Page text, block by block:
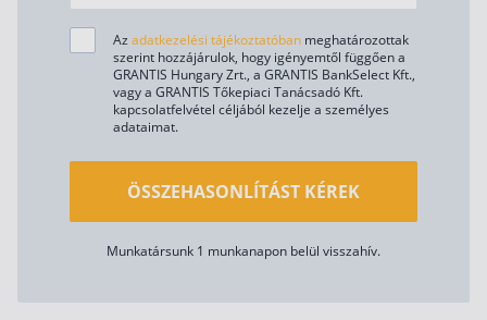
Az adatkezelési tájékoztatóban meghatározottak
szerint hozzájárulok, hogy igényemtől függően a
GRANTIS Hungary Zrt., a GRANTIS BankSelect Kft.,
vagy a GRANTIS Tőkepiaci Tanácsadó Kft.
kapcsolatfelvétel céljából kezelje a személyes
adataimat.
ÖSSZEHASONLÍTÁST KÉREK
Munkatársunk 1 munkanapon belül visszahív.